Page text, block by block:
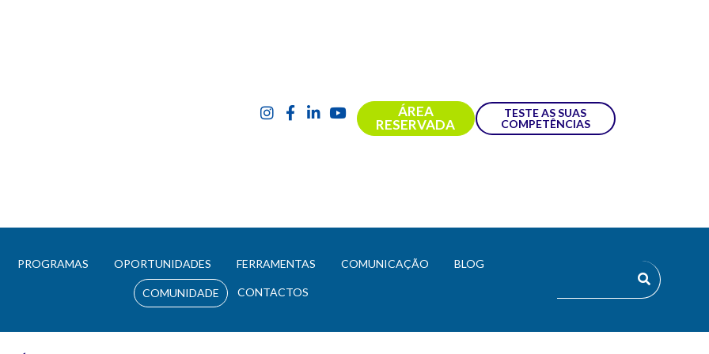
ÁREA
RESERVADA
TESTE AS SUAS
COMPETÊNCIAS
PROGRAMAS OPORTUNIDADES FERRAMENTAS COMUNICAÇÃO BLOG
COMUNIDADE CONTACTOS